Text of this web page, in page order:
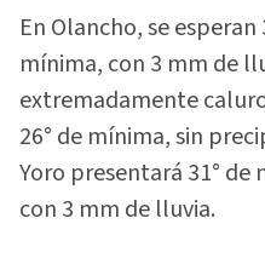
En Olancho, se esperan
mínima, con 3 mm de
extremadamente
26° de mínima, sin
Yoro presentará 31° de
con 3 mm de lluvia.